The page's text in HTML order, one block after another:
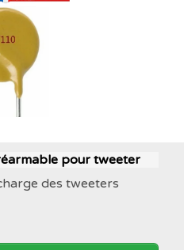
pour tweeter
des tweeters